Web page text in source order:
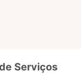
Serviços